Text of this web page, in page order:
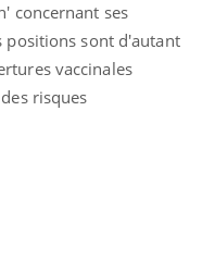
concernant ses
positions sont d'autant
vaccinales
risques